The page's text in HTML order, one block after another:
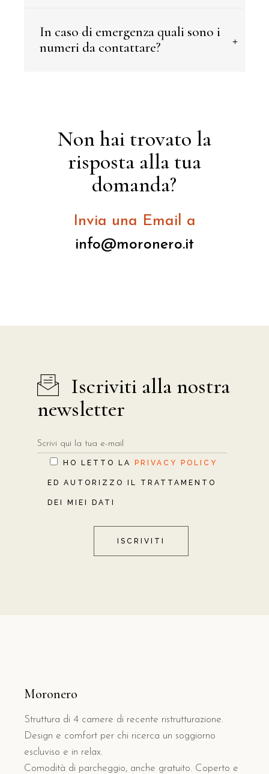
In caso di emergenza quali sono i
numeri da contattare?
+
Non hai trovato la
risposta alla tua
domanda?
Invia una Email a
info@moronero.it
Iscriviti alla nostra
newsletter
HO LETTO LA PRIVACY POLICY
ED AUTORIZZO IL TRATTAMENTO
DEI MIEI DATI
ISCRIVITI
Moronero
Struttura di 4 camere di recente ristrutturazione.
Design e comfort per chi ricerca un soggiorno
escluviso e in relax.
Comodità di parcheggio, anche gratuito. Coperto e